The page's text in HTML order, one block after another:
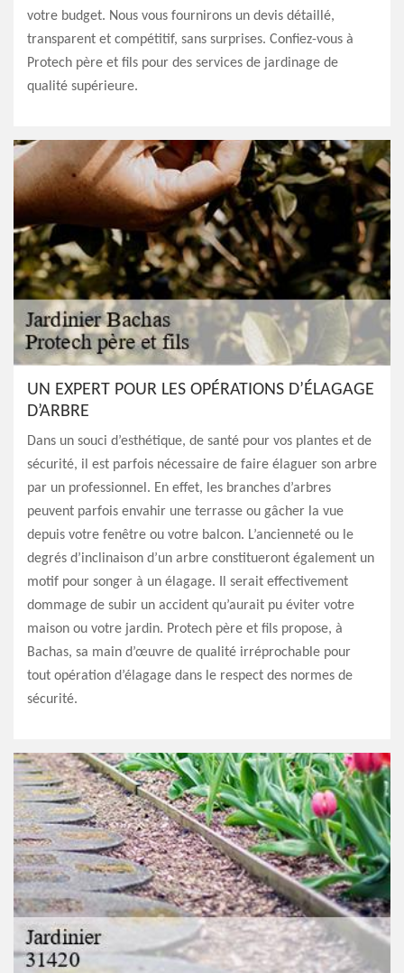
votre budget. Nous vous fournirons un devis détaillé,
transparent et compétitif, sans surprises. Confiez-vous à
Protech père et fils pour des services de jardinage de
qualité supérieure.
UN EXPERT POUR LES OPÉRATIONS D’ÉLAGAGE
D’ARBRE
Dans un souci d’esthétique, de santé pour vos plantes et de
sécurité, il est parfois nécessaire de faire élaguer son arbre
par un professionnel. En effet, les branches d’arbres
peuvent parfois envahir une terrasse ou gâcher la vue
depuis votre fenêtre ou votre balcon. L’ancienneté ou le
degrés d’inclinaison d’un arbre constitueront également un
motif pour songer à un élagage. Il serait effectivement
dommage de subir un accident qu’aurait pu éviter votre
maison ou votre jardin. Protech père et fils propose, à
Bachas, sa main d’œuvre de qualité irréprochable pour
tout opération d’élagage dans le respect des normes de
sécurité.